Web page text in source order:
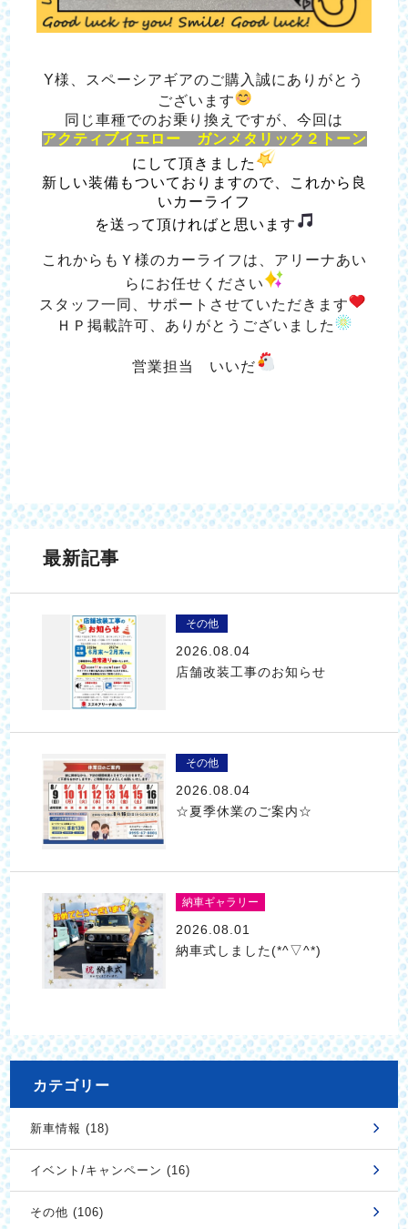
Y様、スペーシアギアのご購入誠にありがとう
ございます
同じ車種でのお乗り換えですが、今回は
アクティブイエロー ガンメタリック２トーン
にして頂きました
新しい装備もついておりますので、これから良
いカーライフ
を送って頂ければと思います
これからもＹ様のカーライフは、アリーナあい
らにお任せください
スタッフ一同、サポートさせていただきます
ＨＰ掲載許可、ありがとうございました
営業担当 いいだ
最新記事
その他
2026.08.04
店舗改装工事のお知らせ
その他
2026.08.04
☆夏季休業のご案内☆
納車ギャラリー
2026.08.01
納車式しました(*^▽^*)
カテゴリー
新車情報 (18)
イベント/キャンペーン (16)
その他 (106)